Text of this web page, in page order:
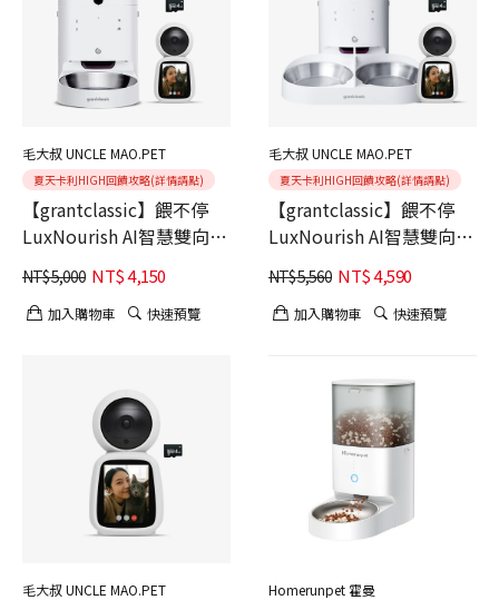
毛大叔 UNCLE MAO.PET
夏天卡利HIGH回饋攻略(詳情請點)
【grantclassic】餵不停
LuxNourish AI智慧雙向互
動版+貓狗自動餵食器(送
4G記憶卡)
NT$5,000 NT$4,150
加入購物車 快速預覽
毛大叔 UNCLE MAO.PET
夏天卡利HIGH回饋攻略(詳情請點)
【grantclassic】餵不停
LuxNourish AI智慧雙向互
動版+貓狗自動餵食器【雙
碗】(送4G記憶卡)
NT$5,560 NT$4,590
加入購物車 快速預覽
毛大叔 UNCLE MAO.PET Homerunpet 霍曼